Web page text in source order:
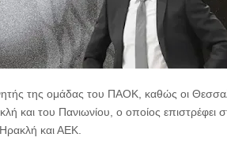
της ομάδας του ΠΑΟΚ, καθώς οι
και του Πανιωνίου, ο οποίος επιστρέφει
και ΑΕΚ.